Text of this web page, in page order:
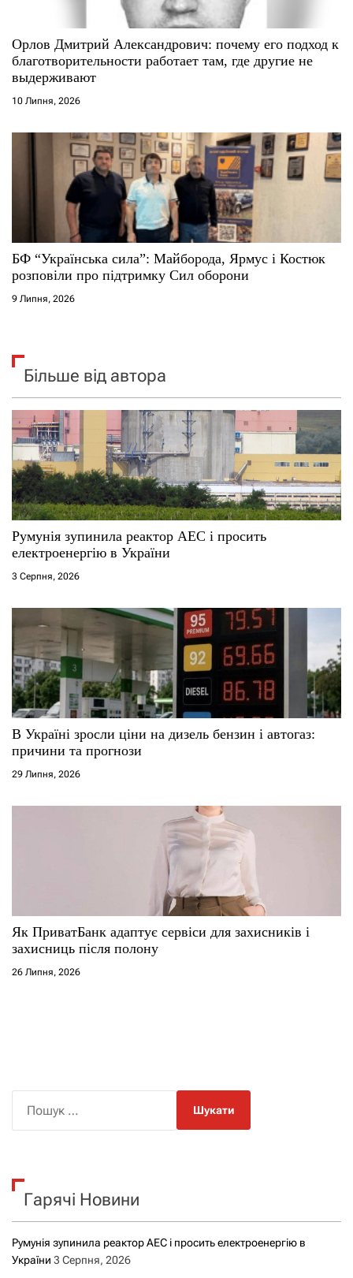
Орлов Дмитрий Александрович: почему его подход к
благотворительности работает там, где другие не
выдерживают
10 Липня, 2026
БФ “Українська сила”: Майборода, Ярмус і Костюк
розповіли про підтримку Сил оборони
9 Липня, 2026
Більше від автора
Румунія зупинила реактор АЕС і просить
електроенергію в України
3 Серпня, 2026
В Україні зросли ціни на дизель бензин і автогаз:
причини та прогнози
29 Липня, 2026
Як ПриватБанк адаптує сервіси для захисників і
захисниць після полону
26 Липня, 2026
к
Гарячі Новини
Румунія зупинила реактор АЕС і просить електроенергію в
України 3 Серпня, 2026